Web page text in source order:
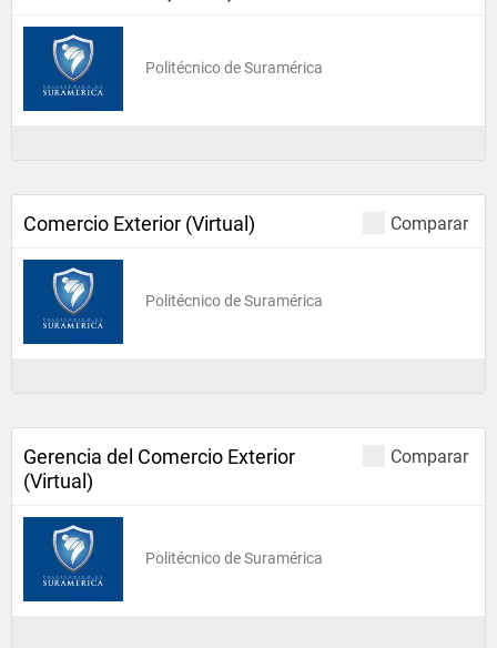
Politécnico de Suramérica
Comparar
Comercio Exterior (Virtual)
Politécnico de Suramérica
Comparar
Gerencia del Comercio Exterior
(Virtual)
Politécnico de Suramérica